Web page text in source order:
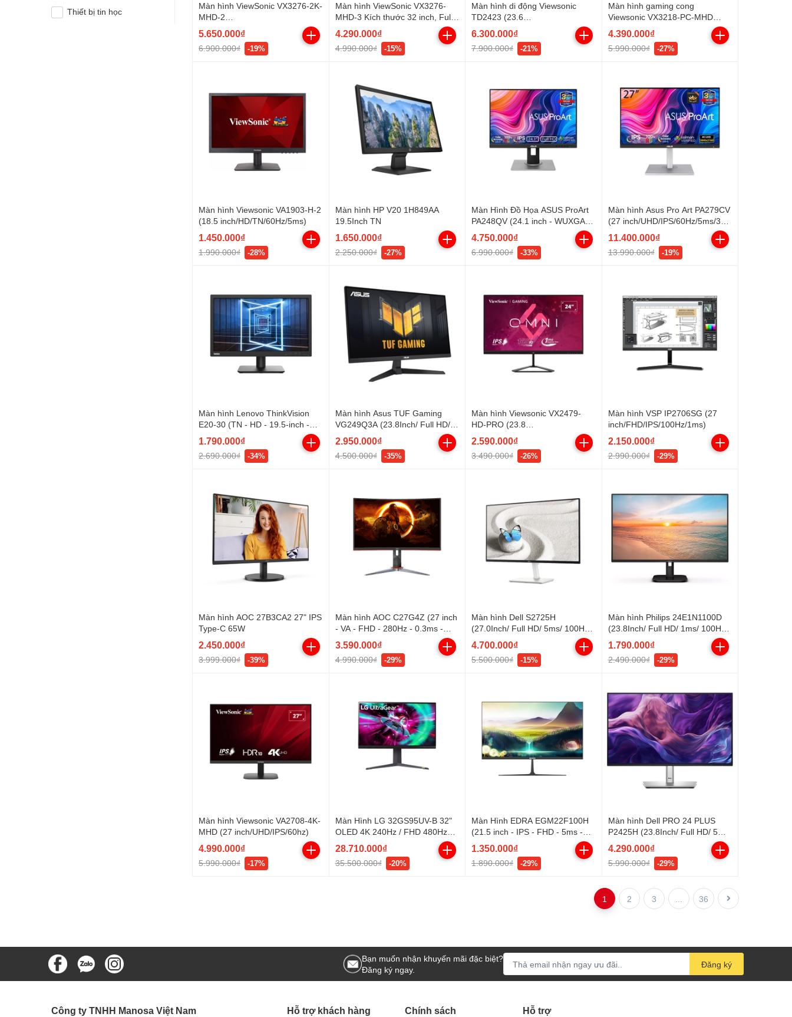
Thiết bị tin học
Màn hình ViewSonic VX3276-2K-
MHD-2
(31.5inch/QHD/IPS/75Hz/4ms/H
DMI+DP+mDP)
5.650.000₫
6.900.000₫ -19%
Màn hình ViewSonic VX3276-
MHD-3 Kích thước 32 inch, Full
HD, IPS, 75Hz
4.290.000₫
4.990.000₫ -15%
Màn hình di động Viewsonic
TD2423 (23.6
inch/FHD/VA/75Hz/7ms/250nits/
HDMI+VGA
6.300.000₫
7.900.000₫ -21%
Màn hình gaming cong
Viewsonic VX3218-PC-MHD
(31.5Inch/ Full HD/ 1ms/ 180Hz/
300cd/m2/ VA/ Tích hợp loa)
4.390.000₫
5.990.000₫ -27%
Màn hình Viewsonic VA1903-H-2
(18.5 inch/HD/TN/60Hz/5ms)
1.450.000₫
1.990.000₫ -28%
Màn hình HP V20 1H849AA
19.5Inch TN
1.650.000₫
2.250.000₫ -27%
Màn Hình Đồ Họa ASUS ProArt
PA248QV (24.1 inch - WUXGA -
IPS - 75Hz - 5ms - VRR -
Speaker - CalmanVERIFIED)
4.750.000₫
6.990.000₫ -33%
Màn hình Asus Pro Art PA279CV
(27 inch/UHD/IPS/60Hz/5ms/350
nits/HDMI+DP+USB+USBC+Audi
o)
11.400.000₫
13.990.000₫ -19%
Màn hình Lenovo ThinkVision
E20-30 (TN - HD - 19.5-inch -
60Hz - 62F7KAR4VN)
1.790.000₫
2.690.000₫ -34%
Màn hình Asus TUF Gaming
VG249Q3A (23.8Inch/ Full HD/
1ms/ 180Hz/ 250cd/m2/ IPS/
Loa)
2.950.000₫
4.500.000₫ -35%
Màn hình Viewsonic VX2479-
HD-PRO (23.8
inch/FHD/IPS/180Hz/1ms)
2.590.000₫
3.490.000₫ -26%
Màn hình VSP IP2706SG (27
inch/FHD/IPS/100Hz/1ms)
2.150.000₫
2.990.000₫ -29%
Màn hình AOC 27B3CA2 27" IPS
Type-C 65W
2.450.000₫
3.999.000₫ -39%
Màn hình AOC C27G4Z (27 inch
- VA - FHD - 280Hz - 0.3ms -
Cong)
3.590.000₫
4.990.000₫ -29%
Màn hình Dell S2725H
(27.0Inch/ Full HD/ 5ms/ 100HZ/
250cd/m2/ IPS/ Loa/ Silver/ 3
Year)
4.700.000₫
5.500.000₫ -15%
Màn hình Philips 24E1N1100D
(23.8Inch/ Full HD/ 1ms/ 100HZ/
250cd/m2/ IPS)
(24E1N1100D/71)
1.790.000₫
2.490.000₫ -29%
Màn hình Viewsonic VA2708-4K-
MHD (27 inch/UHD/IPS/60hz)
4.990.000₫
5.990.000₫ -17%
Màn Hình LG 32GS95UV-B 32"
OLED 4K 240Hz / FHD 480Hz
DualResolution VESA - Chân đế
linh hoạt
28.710.000₫
35.500.000₫ -20%
Màn Hình EDRA EGM22F100H
(21.5 inch - IPS - FHD - 5ms -
100Hz)
1.350.000₫
1.890.000₫ -29%
Màn hình Dell PRO 24 PLUS
P2425H (23.8Inch/ Full HD/ 5ms/
100HZ/ 300cd/m2/ IPS)
4.290.000₫
5.990.000₫ -29%
1 2 3 36
Bạn muốn nhận khuyến mãi đặc biệt?
Đăng ký ngay.
Đăng ký
Công ty TNHH Manosa Việt Nam Hỗ trợ khách hàng Chính sách Hỗ trợ